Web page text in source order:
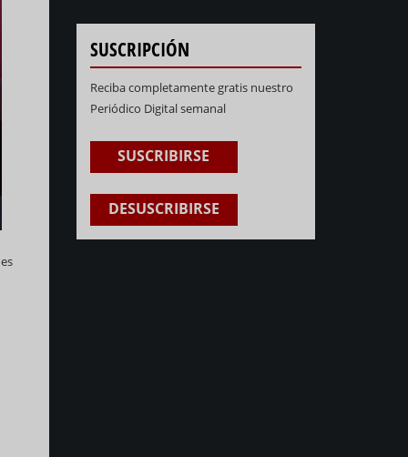
SUSCRIPCIÓN
Reciba completamente gratis nuestro
Periódico Digital semanal
SUSCRIBIRSE
DESUSCRIBIRSE